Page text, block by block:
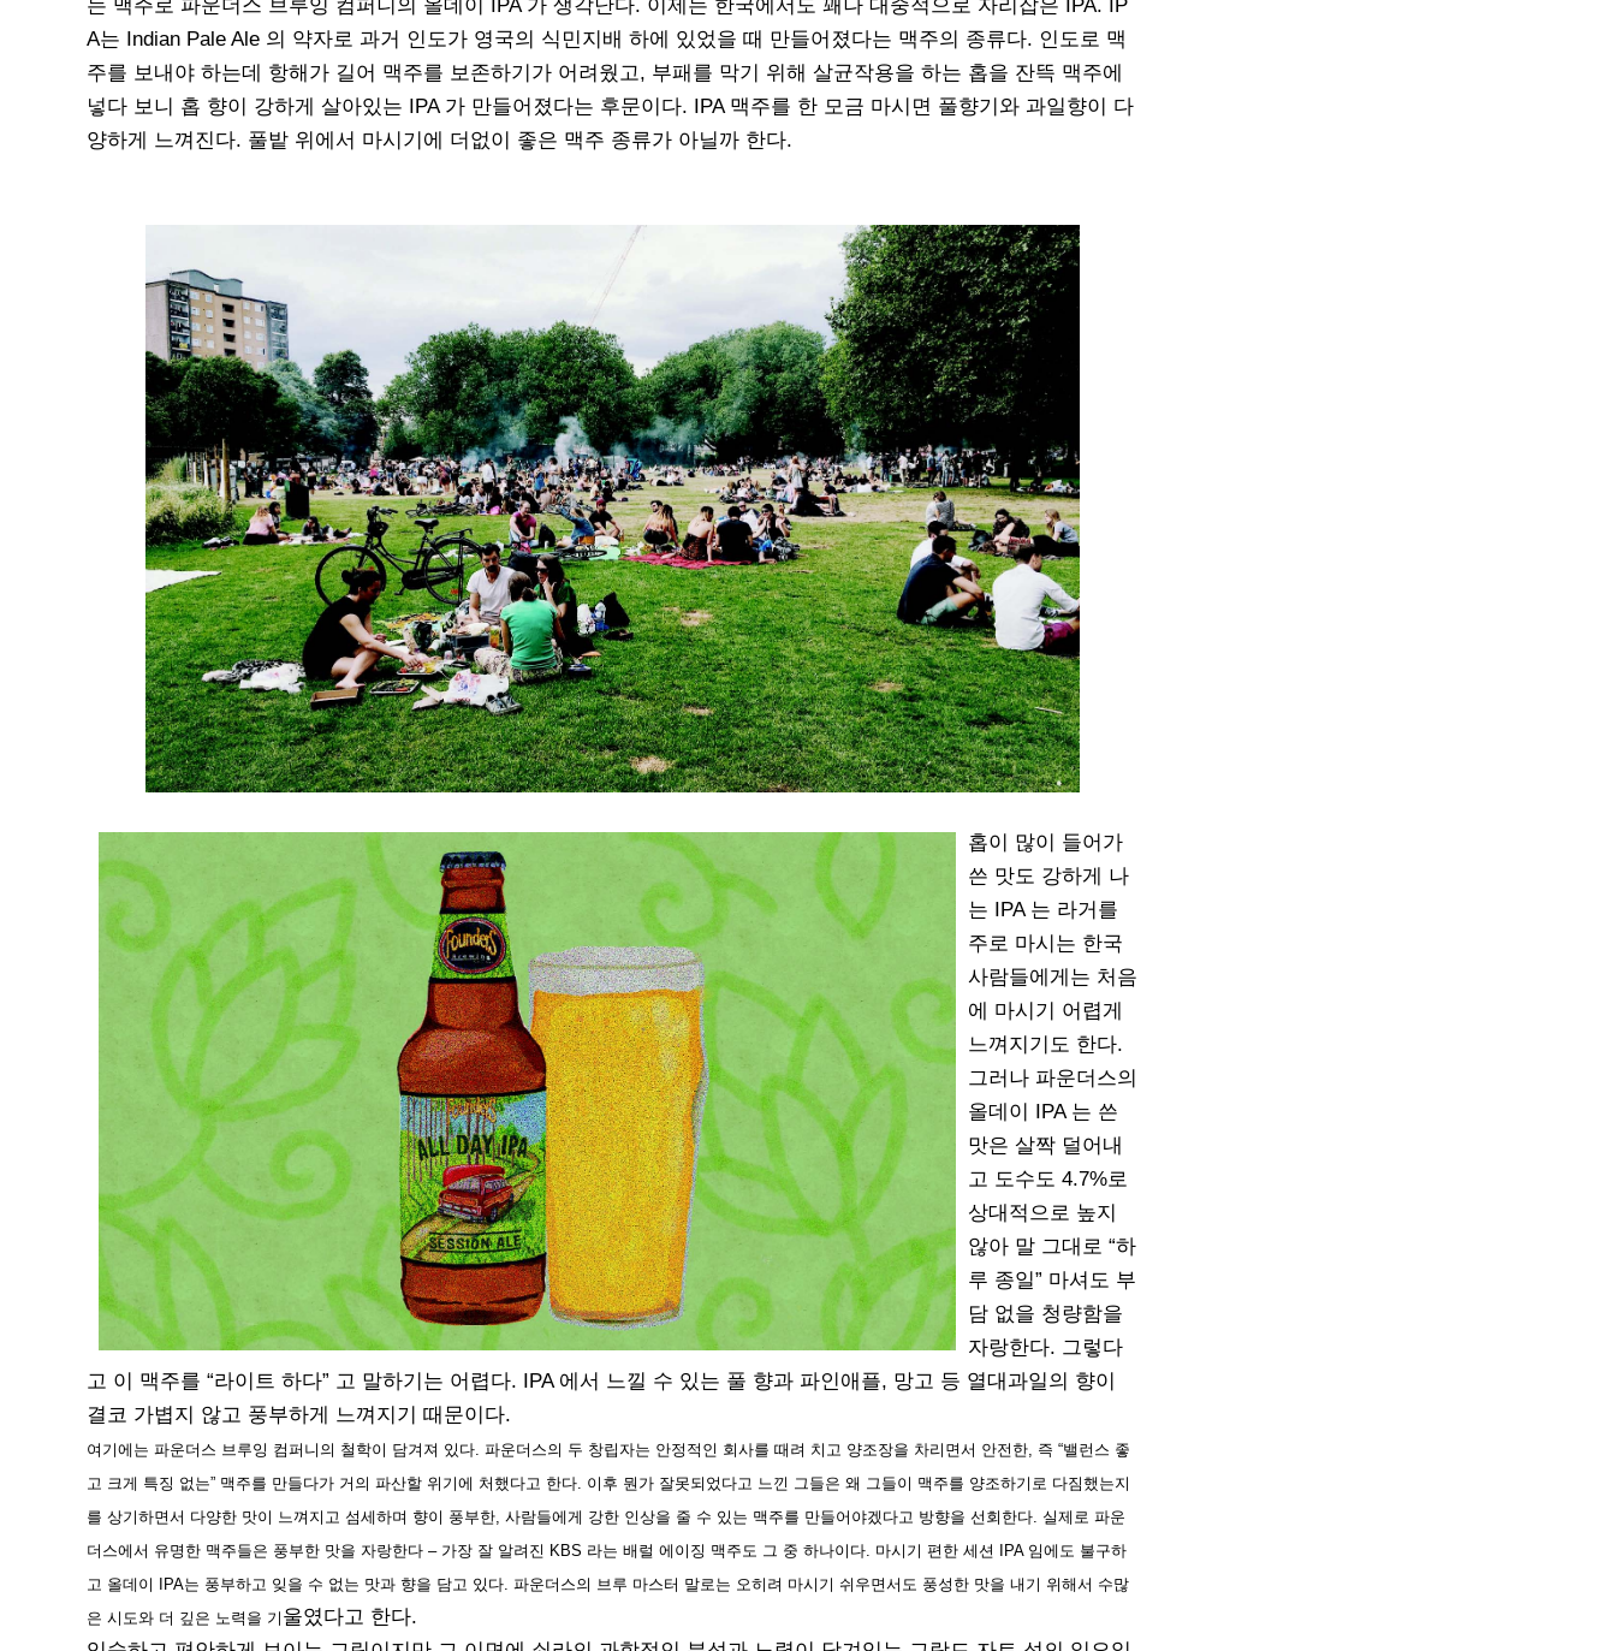
는 맥주로 파운더스 브루잉 컴퍼니의 올데이 IPA 가 생각난다. 이제는 한국에서도 꽤나 대중적으로 자리잡은 IPA. IP
A는 Indian Pale Ale 의 약자로 과거 인도가 영국의 식민지배 하에 있었을 때 만들어졌다는 맥주의 종류다. 인도로 맥
주를 보내야 하는데 항해가 길어 맥주를 보존하기가 어려웠고, 부패를 막기 위해 살균작용을 하는 홉을 잔뜩 맥주에
넣다 보니 홉 향이 강하게 살아있는 IPA 가 만들어졌다는 후문이다. IPA 맥주를 한 모금 마시면 풀향기와 과일향이 다
양하게 느껴진다. 풀밭 위에서 마시기에 더없이 좋은 맥주 종류가 아닐까 한다.
홉이 많이 들어가
쓴 맛도 강하게 나
는 IPA 는 라거를
주로 마시는 한국
사람들에게는 처음
에 마시기 어렵게
느껴지기도 한다.
그러나 파운더스의
올데이 IPA 는 쓴
맛은 살짝 덜어내
고 도수도 4.7%로
상대적으로 높지
않아 말 그대로 “하
루 종일” 마셔도 부
담 없을 청량함을
자랑한다. 그렇다
고 이 맥주를 “라이트 하다” 고 말하기는 어렵다. IPA 에서 느낄 수 있는 풀 향과 파인애플, 망고 등 열대과일의 향이
결코 가볍지 않고 풍부하게 느껴지기 때문이다.
여기에는 파운더스 브루잉 컴퍼니의 철학이 담겨져 있다. 파운더스의 두 창립자는 안정적인 회사를 때려 치고 양조장을 차리면서 안전한, 즉 “밸런스 좋
고 크게 특징 없는” 맥주를 만들다가 거의 파산할 위기에 처했다고 한다. 이후 뭔가 잘못되었다고 느낀 그들은 왜 그들이 맥주를 양조하기로 다짐했는지
를 상기하면서 다양한 맛이 느껴지고 섬세하며 향이 풍부한, 사람들에게 강한 인상을 줄 수 있는 맥주를 만들어야겠다고 방향을 선회한다. 실제로 파운
더스에서 유명한 맥주들은 풍부한 맛을 자랑한다 – 가장 잘 알려진 KBS 라는 배럴 에이징 맥주도 그 중 하나이다. 마시기 편한 세션 IPA 임에도 불구하
고 올데이 IPA는 풍부하고 잊을 수 없는 맛과 향을 담고 있다. 파운더스의 브루 마스터 말로는 오히려 마시기 쉬우면서도 풍성한 맛을 내기 위해서 수많
은 시도와 더 깊은 노력을 기 울였다고 한다.